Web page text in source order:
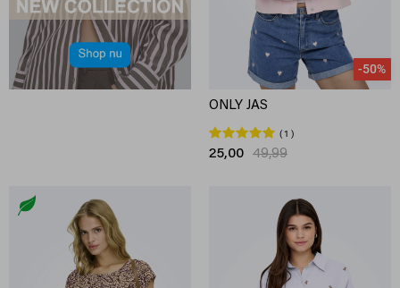
-50%
ONLY JAS
1
25,00 49,99